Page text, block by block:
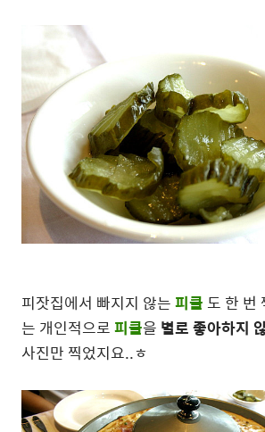
피잣집에서 빠지지 않는피클도 한 번
는 개인적으로피클을 별로 좋아하지
사진만 찍었지요..ㅎ